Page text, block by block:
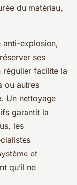
du matériau,
anti-explosion,
ses
régulier facilite la
ou autres
Un nettoyage
garantit la
les
et
qu’il ne